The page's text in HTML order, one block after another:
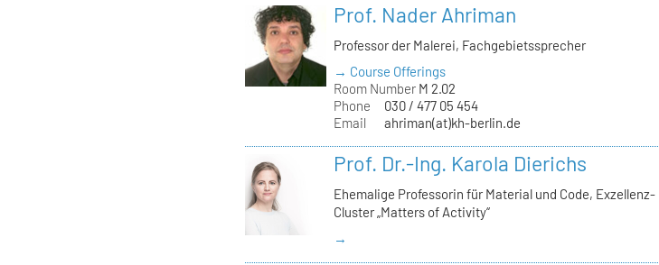
Prof. Nader Ahriman
Professor der Malerei, Fachgebietssprecher
→ Course Offerings
Room Number M 2.02
Phone
030 / 477 05 454
Email
ahriman(at)kh-berlin.de
Prof. Dr.-Ing. Karola Dierichs
Ehemalige Professorin für Material und Code, Exzellenz-
Cluster „Matters of Activity“
→